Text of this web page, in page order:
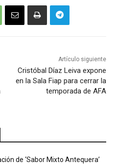
Artículo siguiente
Cristóbal Díaz Leiva expone
en la Sala Fiap para cerrar la
temporada de AFA
de ‘Sabor Mixto Antequera’